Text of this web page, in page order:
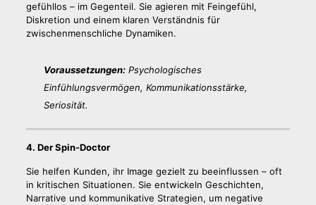
gefühllos – im Gegenteil. Sie agieren mit Feingefühl,
Diskretion und einem klaren Verständnis für
zwischenmenschliche Dynamiken.
Voraussetzungen:Psychologisches
Einfühlungsvermögen, Kommunikationsstärke,
Seriosität.
4. Der Spin-Doctor
Sie helfen Kunden, ihr Image gezielt zu beeinflussen – oft
in kritischen Situationen. Sie entwickeln Geschichten,
Narrative und kommunikative Strategien, um negative